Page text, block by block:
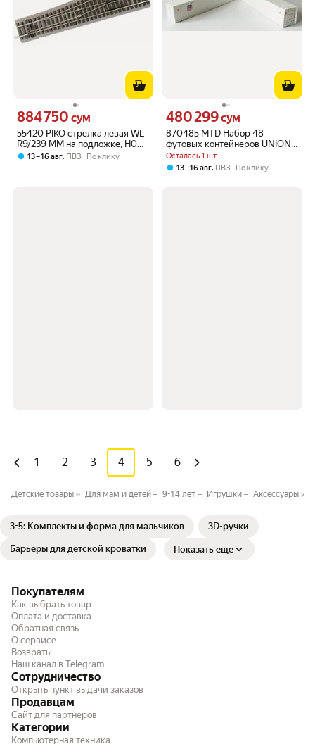
55420 PIKO стрелка левая WL
R9/239 ММ на подложке, H0
1:87 16,5 мм
Цена 884750 сум вместо
884 750 сум
13 – 16 авг, ПВЗ По клику
870485 MTD Набор 48-
футовых контейнеров UNION
PACIFIC (2 шт.) - модель в
масштабе 1/87 для
Осталась 1 шт
Цена 480299 сум вместо
480 299сум
13 – 16 авг, ПВЗ По клику
1 2 3 4 5 6
Детские товары Для мам и детей 9-14 лет Игрушки Аксессуары и
3-5: Комплекты и форма для мальчиков 3D-ручки
Барьеры для детской кроватки Показать еще
Покупателям
Как выбрать товар
Оплата и доставка
Обратная связь
О сервисе
Возвраты
Наш канал в Telegram
Сотрудничество
Открыть пункт выдачи заказов
Продавцам
Сайт для партнёров
Категории
Компьютерная техника